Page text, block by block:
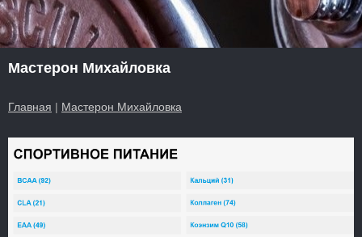
Мастерон Михайловка
Главная | Мастерон Михайловка